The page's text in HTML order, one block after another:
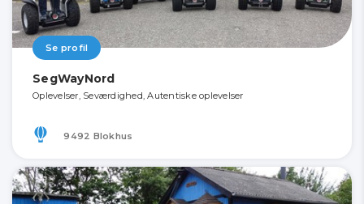
Se profil
SegWayNord
Oplevelser, Seværdighed, Autentiske oplevelser
9492 Blokhus